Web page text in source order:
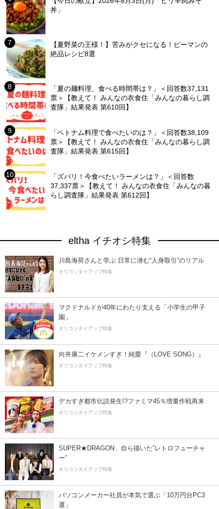
丼」
【夏野菜の王様！】苦みがクセになる！ピーマンの
絶品レシピ8選
「夏の麺料理、食べる時間帯は？」＜回答数37,131
票＞【教えて！ みんなの衣食住「みんなの暮らし調
査隊」結果発表 第610回】
「ベトナム料理で食べたいのは？」＜回答数38,109
票＞【教えて！ みんなの衣食住「みんなの暮らし調
査隊」結果発表 第615回】
「ズバリ！今食べたいラーメンは？」＜回答数
37,337票＞【教えて！ みんなの衣食住「みんなの暮
らし調査隊」結果発表 第612回】
eltha イチオシ特集
川島海荷さんと学ぶ 日常に潜む“人身取引”のリアル
オリコンタイアップ特集
マクドナルドが40年にわたり支える「小学生の甲子
園」
オリコンタイアップ特集
向井康二イケメンすぎ！純愛『（LOVE SONG）』
オリコンタイアップ特集
デカすぎ都市伝説発生!?ファミマ45％増量作戦再来
オリコンタイアップ特集
SUPER★DRAGON、自ら描いた”レトロフューチャ
ー”
オリコンタイアップ特集
パソコンメーカー社員が本気で選ぶ「10万円台PC3
選」